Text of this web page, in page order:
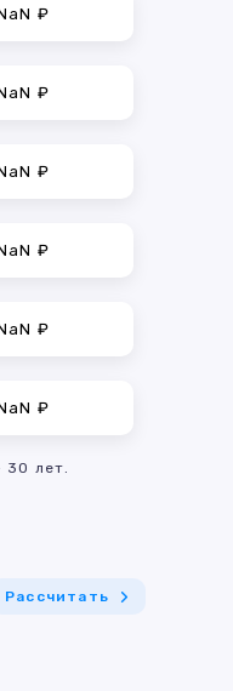
₽
₽
₽
₽
₽
₽
30 лет.
Рассчитать